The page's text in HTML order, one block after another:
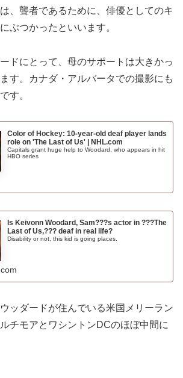
、聾者であるために、俳優としてのキ
ぶつかったといいます。
ドにとって、母のサポートは大きかっ
す。カナダ・アルバータでの撮影にも
す。
Color of Hockey: 10-year-old deaf player lands
role on 'The Last of Us' | NHL.com
Capitals grant huge help to Woodard, who appears in hit
HBO series
Is Keivonn Woodard, Sam???s actor in ???The
Last of Us,??? deaf in real life?
Disability or not, this kid is going places.
ッダードが住んでいる米国メリーラン
チモアとワシントンDCのほぼ中間に